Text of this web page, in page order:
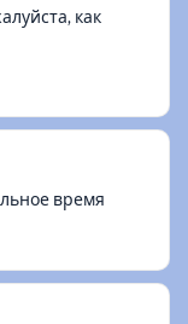
как
время